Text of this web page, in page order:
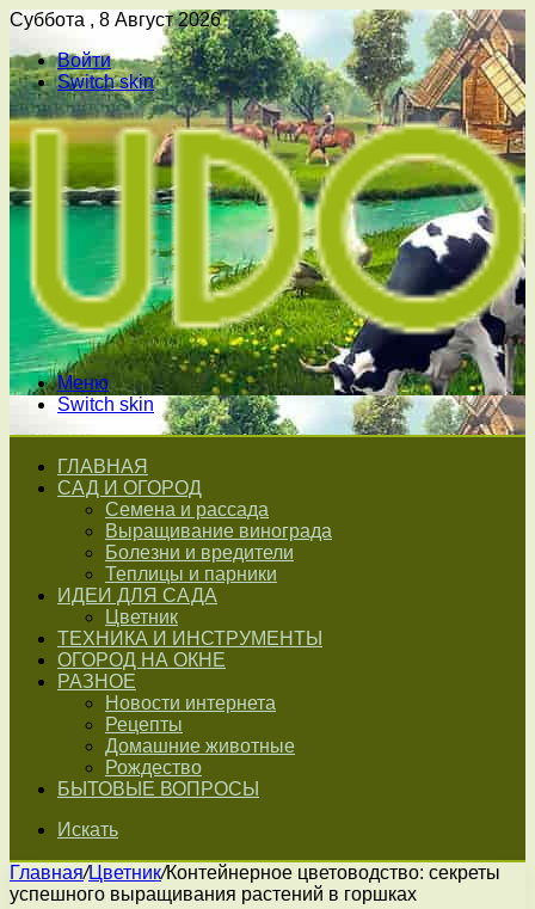
Суббота , 8 Август 2026
Войти
Switch skin
Меню
Switch skin
ГЛАВНАЯ
САД И ОГОРОД
Семена и рассада
Выращивание винограда
Болезни и вредители
Теплицы и парники
ИДЕИ ДЛЯ САДА
Цветник
ТЕХНИКА И ИНСТРУМЕНТЫ
ОГОРОД НА ОКНЕ
РАЗНОЕ
Новости интернета
Рецепты
Домашние животные
Рождество
БЫТОВЫЕ ВОПРОСЫ
Искать
Главная/Цветник/Контейнерное цветоводство: секреты
успешного выращивания растений в горшках